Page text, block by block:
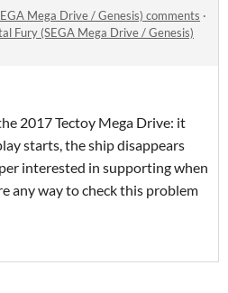
Mega Drive / Genesis) comments ·
Fury (SEGA Mega Drive / Genesis)
2017 Tectoy Mega Drive: it
starts, the ship disappears
interested in supporting when
any way to check this problem